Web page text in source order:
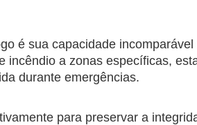
é sua capacidade incomparável
incêndio a zonas específicas,
durante emergências.
para preservar a